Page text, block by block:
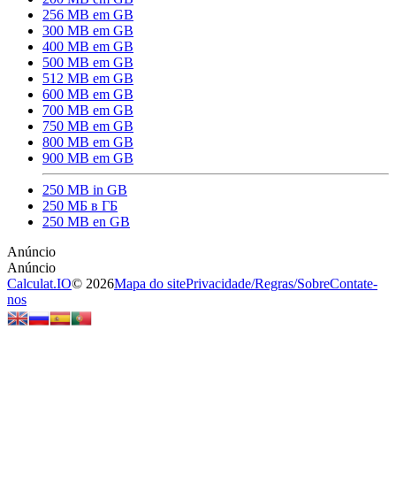
256 MB em GB
300 MB em GB
400 MB em GB
500 MB em GB
512 MB em GB
600 MB em GB
700 MB em GB
750 MB em GB
800 MB em GB
900 MB em GB
250 MB in GB
250 МБ в ГБ
250 MB en GB
Calculat.IO© 2026Mapa do sitePrivacidade/Regras/SobreContate-
nos